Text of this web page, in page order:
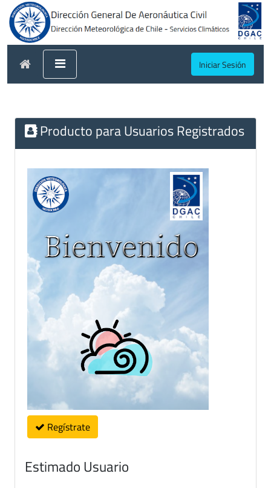
Iniciar Sesión
Producto para Usuarios Registrados
Regístrate
Estimado Usuario